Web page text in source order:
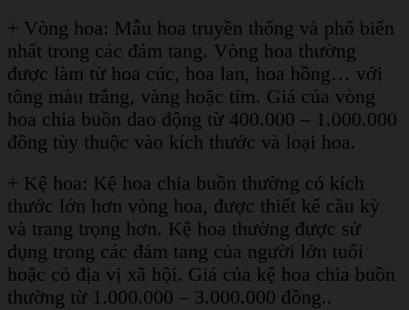
+ Vòng hoa: Mẫu hoa truyền thống và phổ biến
nhất trong các đám tang. Vòng hoa thường
được làm từ hoa cúc, hoa lan, hoa hồng… với
tông màu trắng, vàng hoặc tím. Giá của vòng
hoa chia buồn dao động từ 400.000 – 1.000.000
đồng tùy thuộc vào kích thước và loại hoa.
+ Kệ hoa: Kệ hoa chia buồn thường có kích
thước lớn hơn vòng hoa, được thiết kế cầu kỳ
và trang trọng hơn. Kệ hoa thường được sử
dụng trong các đám tang của người lớn tuổi
hoặc có địa vị xã hội. Giá của kệ hoa chia buồn
thường từ 1.000.000 – 3.000.000 đồng..